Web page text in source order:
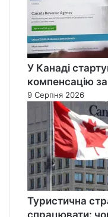
У Канаді
компенсацію
9 Серпня 2026
Туристична
спрацювати: